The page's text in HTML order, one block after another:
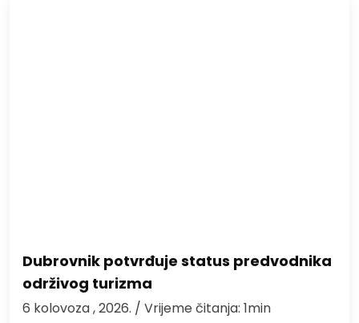
Dubrovnik potvrđuje status predvodnika
održivog turizma
6 kolovoza , 2026. / Vrijeme čitanja: 1min